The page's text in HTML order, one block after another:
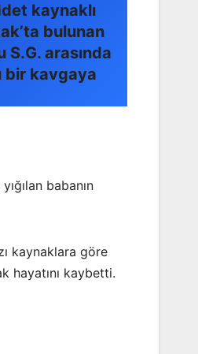
kaynaklı
bulunan
arasında
bir kavgaya
babanın
kaynaklara göre
hayatını kaybetti.